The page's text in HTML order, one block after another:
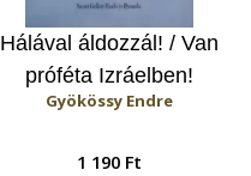
Hálával áldozzál! / Van
próféta Izráelben!
Gyökössy Endre
1 190 Ft